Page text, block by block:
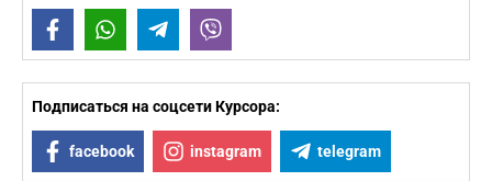
FacebookWhatsAppTelegram
Подписаться на соцсети Курсора:
facebook instagram telegram